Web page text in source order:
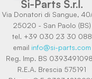
Si-Parts S.r.l.
Via Donatori di Sangue,
25020 - San Paolo (BS)
tel. +39 030 23 30 088
email info@si-parts.com
Reg. Imp. BS
R.E.A. Brescia 575191